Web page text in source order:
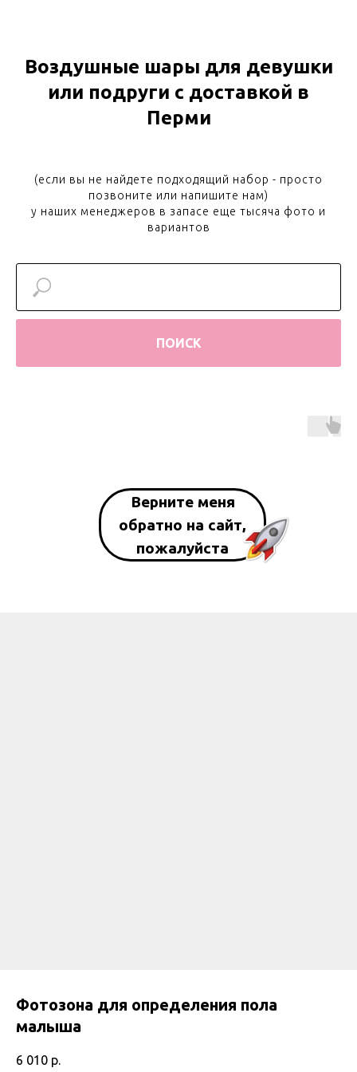
Воздушные шары для девушки
или подруги с доставкой в
Перми
(если вы не найдете подходящий набор - просто
позвоните или напишите нам)
у наших менеджеров в запасе еще тысяча фото и
вариантов
ПОИСК
Верните меня
обратно на сайт,
пожалуйста
Фотозона для определения пола
малыша
6 010 р.